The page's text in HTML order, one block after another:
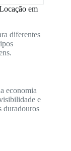
em
diferentes
economia
e
duradouros